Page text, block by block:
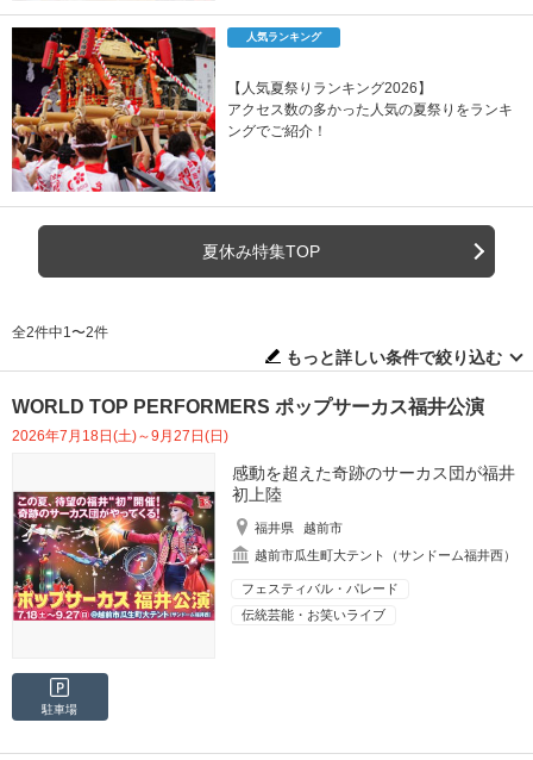
人気ランキング
【人気夏祭りランキング2026】
アクセス数の多かった人気の夏祭りをランキ
ングでご紹介！
夏休み特集TOP
全2件中1〜2件
もっと詳しい条件で絞り込む
WORLD TOP PERFORMERS ポップサーカス福井公演
2026年7月18日(土)～9月27日(日)
感動を超えた奇跡のサーカス団が福井
初上陸
福井県
越前市
越前市瓜生町大テント（サンドーム福井西）
フェスティバル・パレード
伝統芸能・お笑いライブ
駐車場